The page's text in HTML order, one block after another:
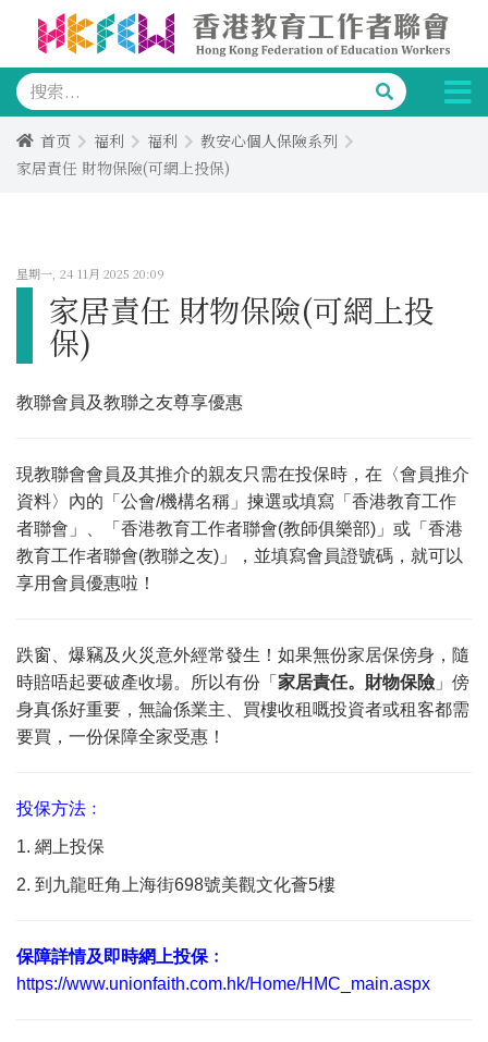
首页 福利 福利
教安心個人保險系列
家居責任 財物保險(可網上投保)
星期一, 24 11月 2025 20:09
家居責任 財物保險(可網上投
保)
教聯會員及教聯之友尊享優惠
現教聯會會員及其推介的親友只需在投保時，在〈會員推介
資料〉內的「公會/機構名稱」揀選或填寫「香港教育工作
者聯會」、「香港教育工作者聯會(教師俱樂部)」或「香港
教育工作者聯會(教聯之友)」，並填寫會員證號碼，就可以
享用會員優惠啦！
跌窗、爆竊及火災意外經常發生！如果無份家居保傍身，隨
時賠唔起要破產收場。所以有份「 家居責任。財物保險 」傍
身真係好重要，無論係業主、買樓收租嘅投資者或租客都需
要買，一份保障全家受惠！
投保方法﹕
1. 網上投保
2. 到九龍旺角上海街698號美觀文化薈5樓
保障詳情及即時網上投保﹕
https://www.unionfaith.com.hk/Home/HMC_main.aspx